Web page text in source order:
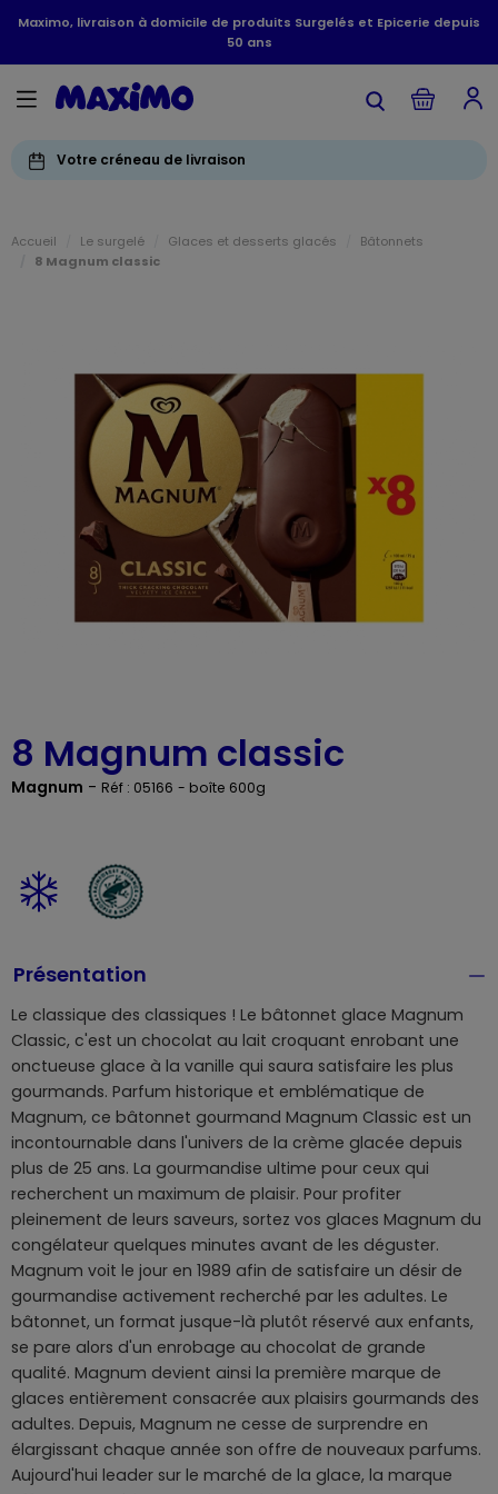
Maximo, livraison à domicile de produits Surgelés et Epicerie depuis
50 ans
Votre créneau de livraison
Accueil Le surgelé Glaces et desserts glacés
Bâtonnets
8 Magnum classic
8 Magnum classic
Magnum - Réf : 05166 - boîte 600g
Présentation
Le classique des classiques ! Le bâtonnet glace Magnum
Classic, c'est un chocolat au lait croquant enrobant une
onctueuse glace à la vanille qui saura satisfaire les plus
gourmands. Parfum historique et emblématique de
Magnum, ce bâtonnet gourmand Magnum Classic est un
incontournable dans l'univers de la crème glacée depuis
plus de 25 ans. La gourmandise ultime pour ceux qui
recherchent un maximum de plaisir. Pour profiter
pleinement de leurs saveurs, sortez vos glaces Magnum du
congélateur quelques minutes avant de les déguster.
Magnum voit le jour en 1989 afin de satisfaire un désir de
gourmandise activement recherché par les adultes. Le
bâtonnet, un format jusque-là plutôt réservé aux enfants,
se pare alors d'un enrobage au chocolat de grande
qualité. Magnum devient ainsi la première marque de
glaces entièrement consacrée aux plaisirs gourmands des
adultes. Depuis, Magnum ne cesse de surprendre en
élargissant chaque année son offre de nouveaux parfums.
Aujourd'hui leader sur le marché de la glace, la marque